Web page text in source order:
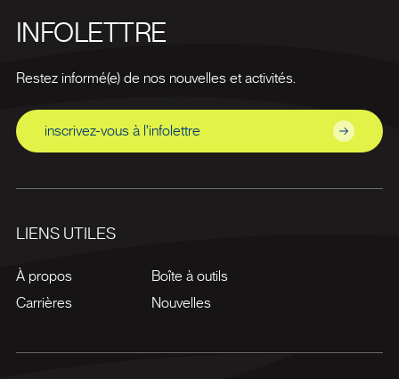
INFOLETTRE
Restez informé(e) de nos nouvelles et activités.
inscrivez-vous à l'infolettre
LIENS UTILES
À propos
Carrières
Boîte à outils
Nouvelles